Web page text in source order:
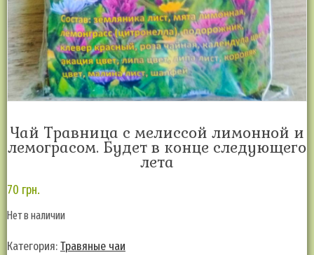
Чай Травница с мелиссой лимонной и
лемограсом. Будет в конце следующего
лета
70 грн.
Нет в наличии
Категория:Травяные чаи